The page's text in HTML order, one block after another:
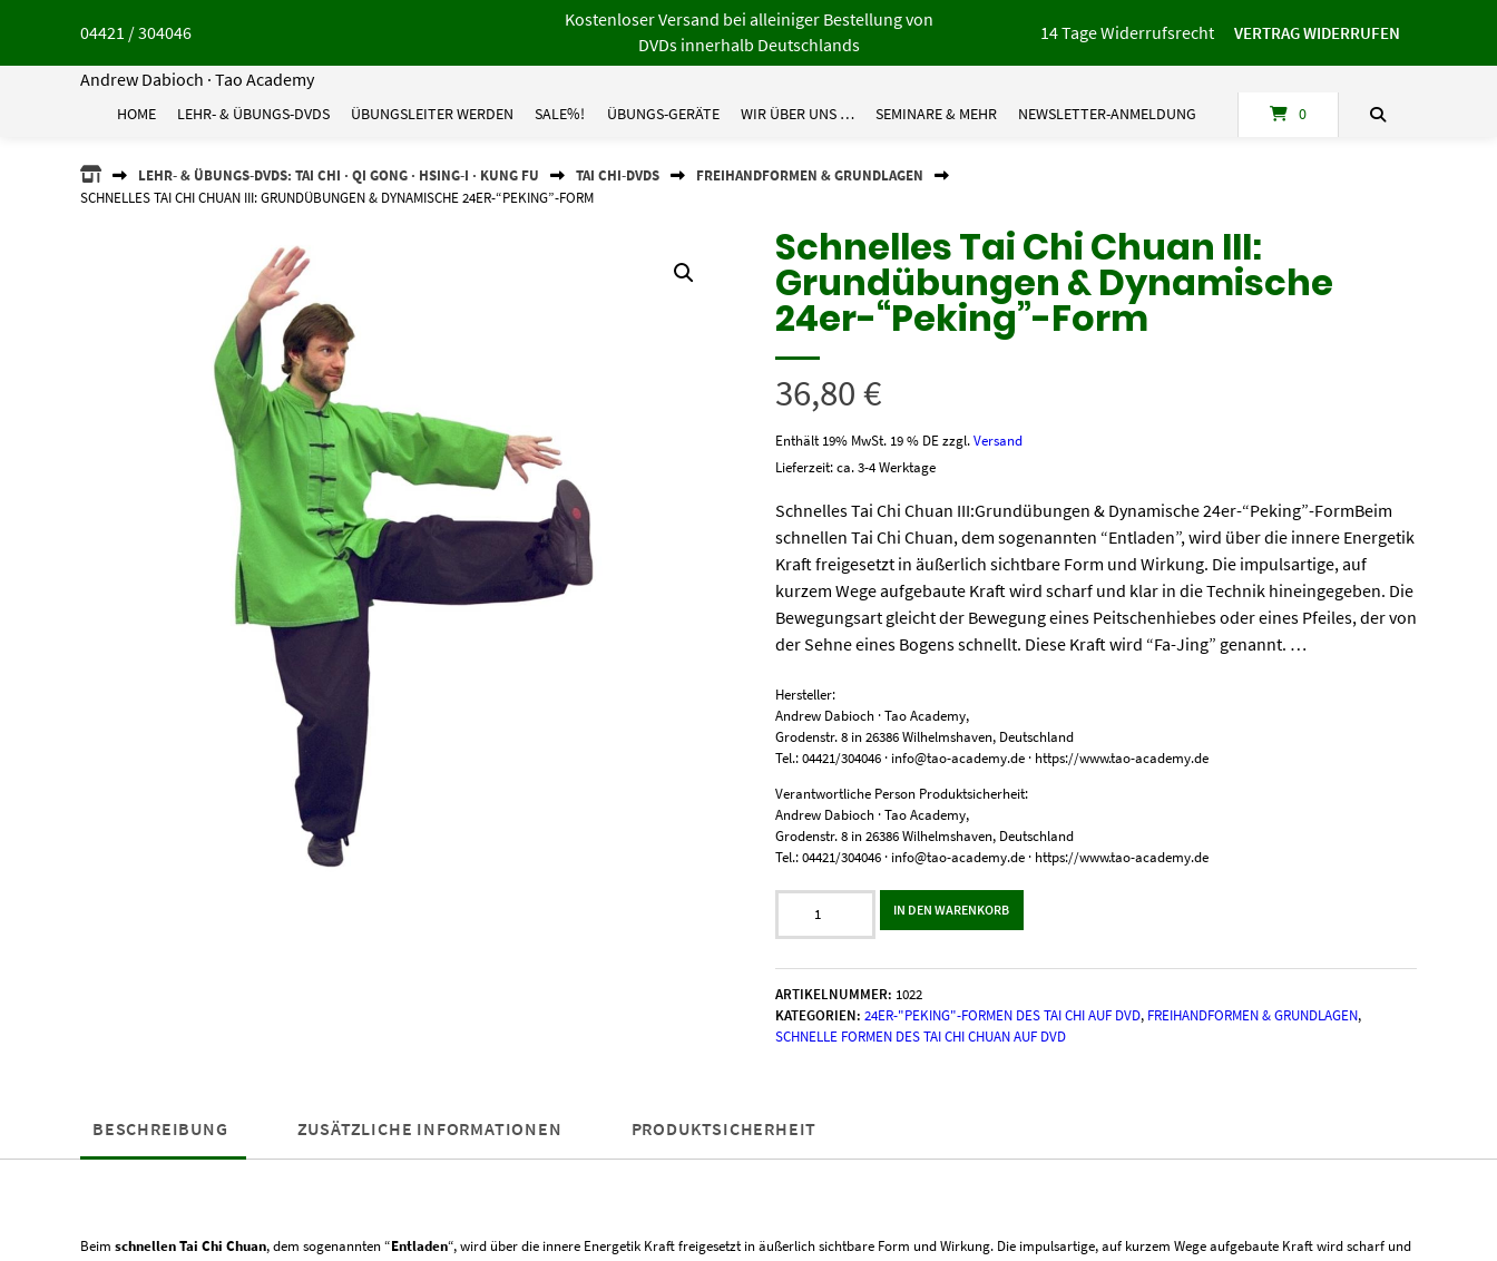
Inhalt
04421 / 304046
Kostenloser Versand bei alleiniger Bestellung von
DVDs innerhalb Deutschlands
14 Tage Widerrufsrecht VERTRAG WIDERRUFEN
Andrew Dabioch · Tao Academy
HOME LEHR- & ÜBUNGS-DVDS ÜBUNGSLEITER WERDEN SALE%! ÜBUNGS-GERÄTE WIR ÜBER UNS … SEMINARE & MEHR NEWSLETTER-ANMELDUNG 0
ANDREW
DABIOCH
LEHR- & ÜBUNGS-DVDS: TAI CHI · QI GONG · HSING-I · KUNG FU TAI CHI-DVDS
FREIHANDFORMEN & GRUNDLAGEN
SCHNELLES TAI CHI CHUAN III: GRUNDÜBUNGEN & DYNAMISCHE 24ER-“PEKING”-FORM
Schnelles Tai Chi Chuan III:
Grundübungen & Dynamische
24er-“Peking”-Form
36,80€
Enthält 19% MwSt. 19 % DEzzgl.Versand
Lieferzeit: ca. 3-4 Werktage
Schnelles Tai Chi Chuan III:Grundübungen & Dynamische 24er-“Peking”-FormBeim
schnellen Tai Chi Chuan, dem sogenannten “Entladen”, wird über die innere Energetik
Kraft freigesetzt in äußerlich sichtbare Form und Wirkung. Die impulsartige, auf
kurzem Wege aufgebaute Kraft wird scharf und klar in die Technik hineingegeben. Die
Bewegungsart gleicht der Bewegung eines Peitschenhiebes oder eines Pfeiles, der von
der Sehne eines Bogens schnellt. Diese Kraft wird “Fa-Jing” genannt. …
Hersteller:
Andrew Dabioch · Tao Academy,
Grodenstr. 8 in 26386 Wilhelmshaven, Deutschland
Tel.: 04421/304046 · info@tao-academy.de · https://www.tao-academy.de
Verantwortliche Person Produktsicherheit:
Andrew Dabioch · Tao Academy,
Grodenstr. 8 in 26386 Wilhelmshaven, Deutschland
Tel.: 04421/304046 · info@tao-academy.de · https://www.tao-academy.de
Schnelles
Chi
Grundübungen
&
Dynamische
Menge
IN DEN WARENKORB
ARTIKELNUMMER: 1022
KATEGORIEN: 24ER-"PEKING"-FORMEN DES TAI CHI AUF DVD, FREIHANDFORMEN & GRUNDLAGEN,
SCHNELLE FORMEN DES TAI CHI CHUAN AUF DVD
BESCHREIBUNG ZUSÄTZLICHE INFORMATIONEN PRODUKTSICHERHEIT
Beim schnellen Tai Chi Chuan, dem sogenannten “Entladen“, wird über die innere Energetik Kraft freigesetzt in äußerlich sichtbare Form und Wirkung. Die impulsartige, auf kurzem Wege aufgebaute Kraft wird scharf und